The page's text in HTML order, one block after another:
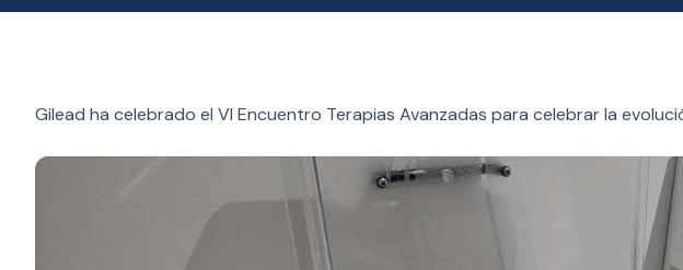
Gilead ha celebrado el VI Encuentro Terapias Avanzadas para celebrar la